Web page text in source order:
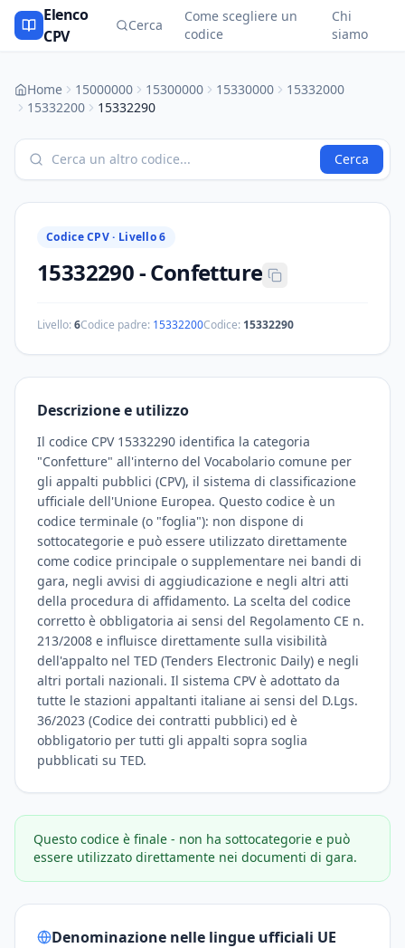
Elenco
CPV
Cerca
Come scegliere un
codice
Chi
siamo
Home 15000000 15300000 15330000
15332000
15332200
15332290
Cerca
Codice CPV · Livello 6
15332290-Confetture
Livello:6Codice padre: 15332200Codice: 15332290
Descrizione e utilizzo
Il codice CPV 15332290 identifica la categoria
"Confetture" all'interno del Vocabolario comune per
gli appalti pubblici (CPV), il sistema di classificazione
ufficiale dell'Unione Europea. Questo codice è un
codice terminale (o "foglia"): non dispone di
sottocategorie e può essere utilizzato direttamente
come codice principale o supplementare nei bandi di
gara, negli avvisi di aggiudicazione e negli altri atti
della procedura di affidamento. La scelta del codice
corretto è obbligatoria ai sensi del Regolamento CE n.
213/2008 e influisce direttamente sulla visibilità
dell'appalto nel TED (Tenders Electronic Daily) e negli
altri portali nazionali. Il sistema CPV è adottato da
tutte le stazioni appaltanti italiane ai sensi del D.Lgs.
36/2023 (Codice dei contratti pubblici) ed è
obbligatorio per tutti gli appalti sopra soglia
pubblicati su TED.
Questo codice è finale - non ha sottocategorie e può
essere utilizzato direttamente nei documenti di gara.
Denominazione nelle lingue ufficiali UE